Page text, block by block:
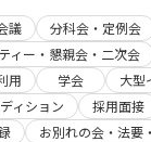
議 分科会・定例会
ィー・懇親会・二次会
用 学会 大型
ィション 採用面接
お別れの会・法要